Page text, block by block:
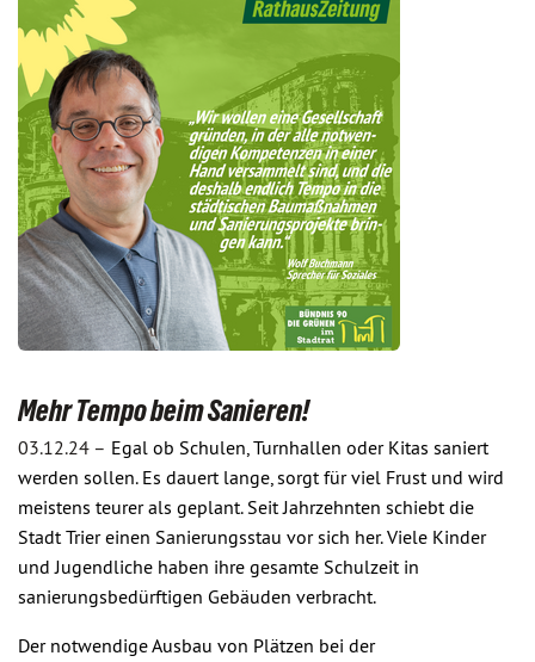
Mehr Tempo beim Sanieren!
03.12.24 – Egal ob Schulen, Turnhallen oder Kitas saniert
werden sollen. Es dauert lange, sorgt für viel Frust und wird
meistens teurer als geplant. Seit Jahrzehnten schiebt die
Stadt Trier einen Sanierungsstau vor sich her. Viele Kinder
und Jugendliche haben ihre gesamte Schulzeit in
sanierungsbedürftigen Gebäuden verbracht.
Der notwendige Ausbau von Plätzen bei der